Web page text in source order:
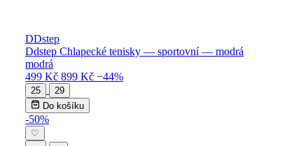
DDstep
Ddstep Chlapecké tenisky — sportovní — modrá
modrá
499 Kč 899 Kč −44%
25
29
Do košíku
-50%
♡